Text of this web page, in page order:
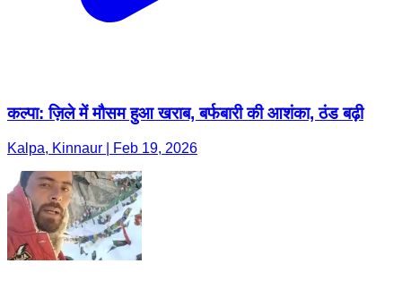
कल्पा: ज़िले में मौसम हुआ खराब, बर्फबारी की आशंका, ठंड बढ़ी
Kalpa, Kinnaur | Feb 19, 2026